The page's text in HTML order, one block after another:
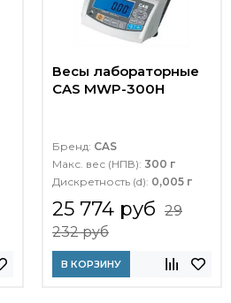
Весы лабораторные
CAS MWP-300H
Бренд: CAS
Макс. вес (НПВ): 300 г
Дискретность (d): 0,005 г
25 774 руб 29
232 руб
В КОРЗИНУ